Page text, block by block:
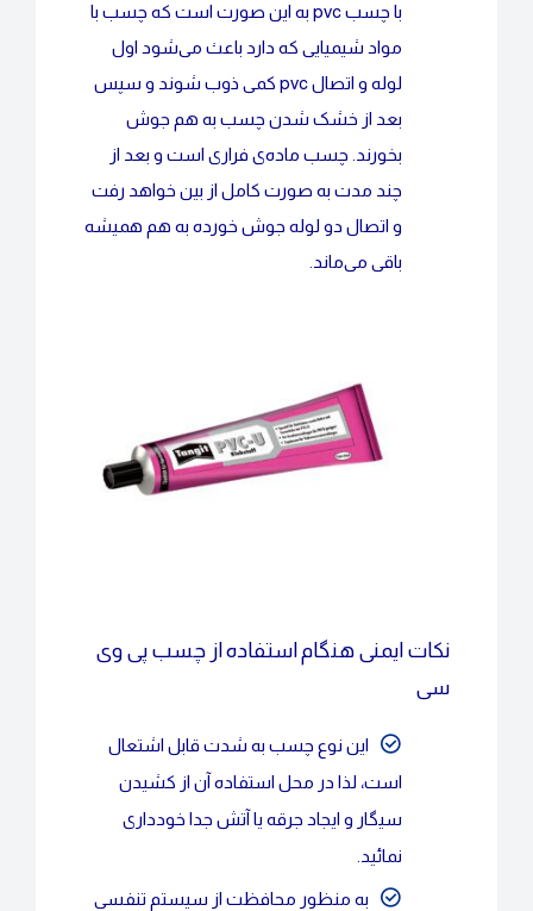
با چسب pvc به این صورت است که چسب با
مواد شیمیایی که دارد باعث می‌شود اول
لوله و اتصال pvc کمی ذوب شوند و سپس
بعد از خشک شدن چسب به هم جوش
بخورند. چسب ماده‌ی فراری است و بعد از
چند مدت به صورت کامل از بین خواهد رفت
و اتصال دو لوله جوش خورده به هم همیشه
باقی می‌ماند.
نکات ایمنی هنگام استفاده از چسب پی وی
سی
این نوع چسب به شدت قابل اشتعال
است، لذا در محل استفاده آن از کشیدن
سیگار و ایجاد جرقه یا آتش جدا خودداری
نمائید.
به منظور محافظت از سیستم تنفسی